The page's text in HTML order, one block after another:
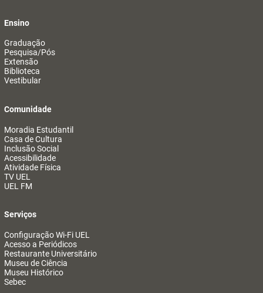
Ensino
Graduação
Pesquisa/Pós
Extensão
Biblioteca
Vestibular
Comunidade
Moradia Estudantil
Casa de Cultura
Inclusão Social
Acessibilidade
Atividade Física
TV UEL
UEL FM
Serviços
Configuração Wi-Fi UEL
Acesso a Periódicos
Restaurante Universitário
Museu de Ciência
Museu Histórico
Sebec